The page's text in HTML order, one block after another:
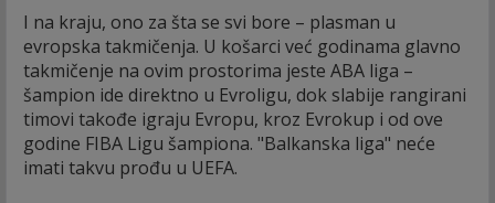
I na kraju, ono za šta se svi bore – plasman u
evropska takmičenja. U košarci već godinama glavno
takmičenje na ovim prostorima jeste ABA liga –
šampion ide direktno u Evroligu, dok slabije rangirani
timovi takođe igraju Evropu, kroz Evrokup i od ove
godine FIBA Ligu šampiona. "Balkanska liga" neće
imati takvu prođu u UEFA.